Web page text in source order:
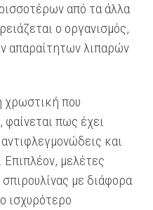
από τα άλλα
ο οργανισμός,
απαραίτητων λιπαρών
χρωστική που
φαίνεται πως έχει
και
Επιπλέον, μελέτες
με διάφορα
ισχυρότερο